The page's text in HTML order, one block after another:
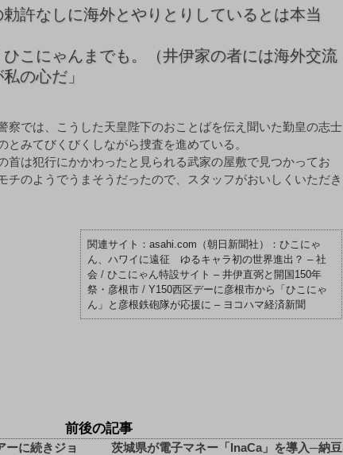
許なしに海外とやりとりしているとは本当
こにゃんまでも。（井伊家の者には海外交流
の心だ」
察では、こうした天皇陛下のおことばを伝え聞いた勤皇の志士
とみてびくびくしながら捜査を進めている。
首は犯行にかかわったと見られる武家の屋敷で見つかってお
チのようでうまそうだったので、スタッフがおいしくいただき
asahi.com（朝日新聞社）：ひこにゃ
ん、ハワイに遠征 ゆるキャラ初の世界進出？ – 社
会 / ひこにゃん特設サイト – 井伊直弼と開国150年
祭・彦根市 / Y150西区デーに彦根市から「ひこにゃ
ん」と彦根鉄砲隊が応援に – ヨコハマ経済新聞
前後の記事
に続きジョ
茨城県が電子マネー「InaCa」を導入─納豆